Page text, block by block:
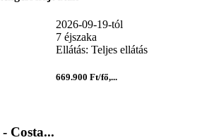
2026-09-19-tól
7 éjszaka
Ellátás: Teljes ellátás
669.900 Ft/fő,...
Costa...